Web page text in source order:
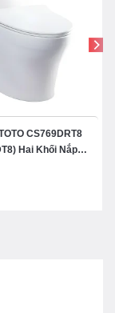
CS769DRT8
Hai Khối Nắp